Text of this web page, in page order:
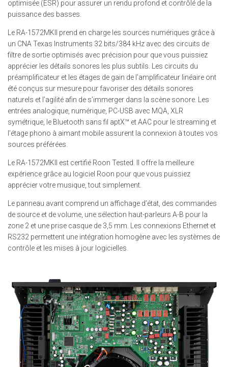
optimisée (ESR) pour assurer un rendu profond et contrôlé de la
puissance des basses.
Le RA-1572MKII prend en charge les sources numériques grâce à
un CNA Texas Instruments 32 bits/384 kHz avec des circuits de
filtre de sortie optimisés avec précision pour que vous puissiez
apprécier les détails sonores les plus subtils. Les circuits du
préamplificateur et les étages de gain de l’amplificateur linéaire ont
été conçus sur mesure pour favoriser des détails sonores
naturels et l’agilité afin de s’immerger dans la scène sonore. Les
entrées analogique, numérique, PC-USB avec MQA, XLR
symétrique, le Bluetooth sans fil aptX™ et AAC pour le streaming et
l’étage phono à aimant mobile assurent la connexion à toutes vos
sources préférées.
Le RA-1572MKII est certifié Roon Tested. Il offre la meilleure
expérience grâce au logiciel Roon pour que vous puissiez
apprécier votre musique, tout simplement.
Le panneau avant comprend un affichage d’état, des commandes
de source et de volume, une sélection haut-parleurs A-B pour la
zone 2 et une prise casque de 3,5 mm. Les connexions Ethernet et
RS232 permettent une intégration homogène avec les systèmes de
contrôle et les mises à jour logicielles.